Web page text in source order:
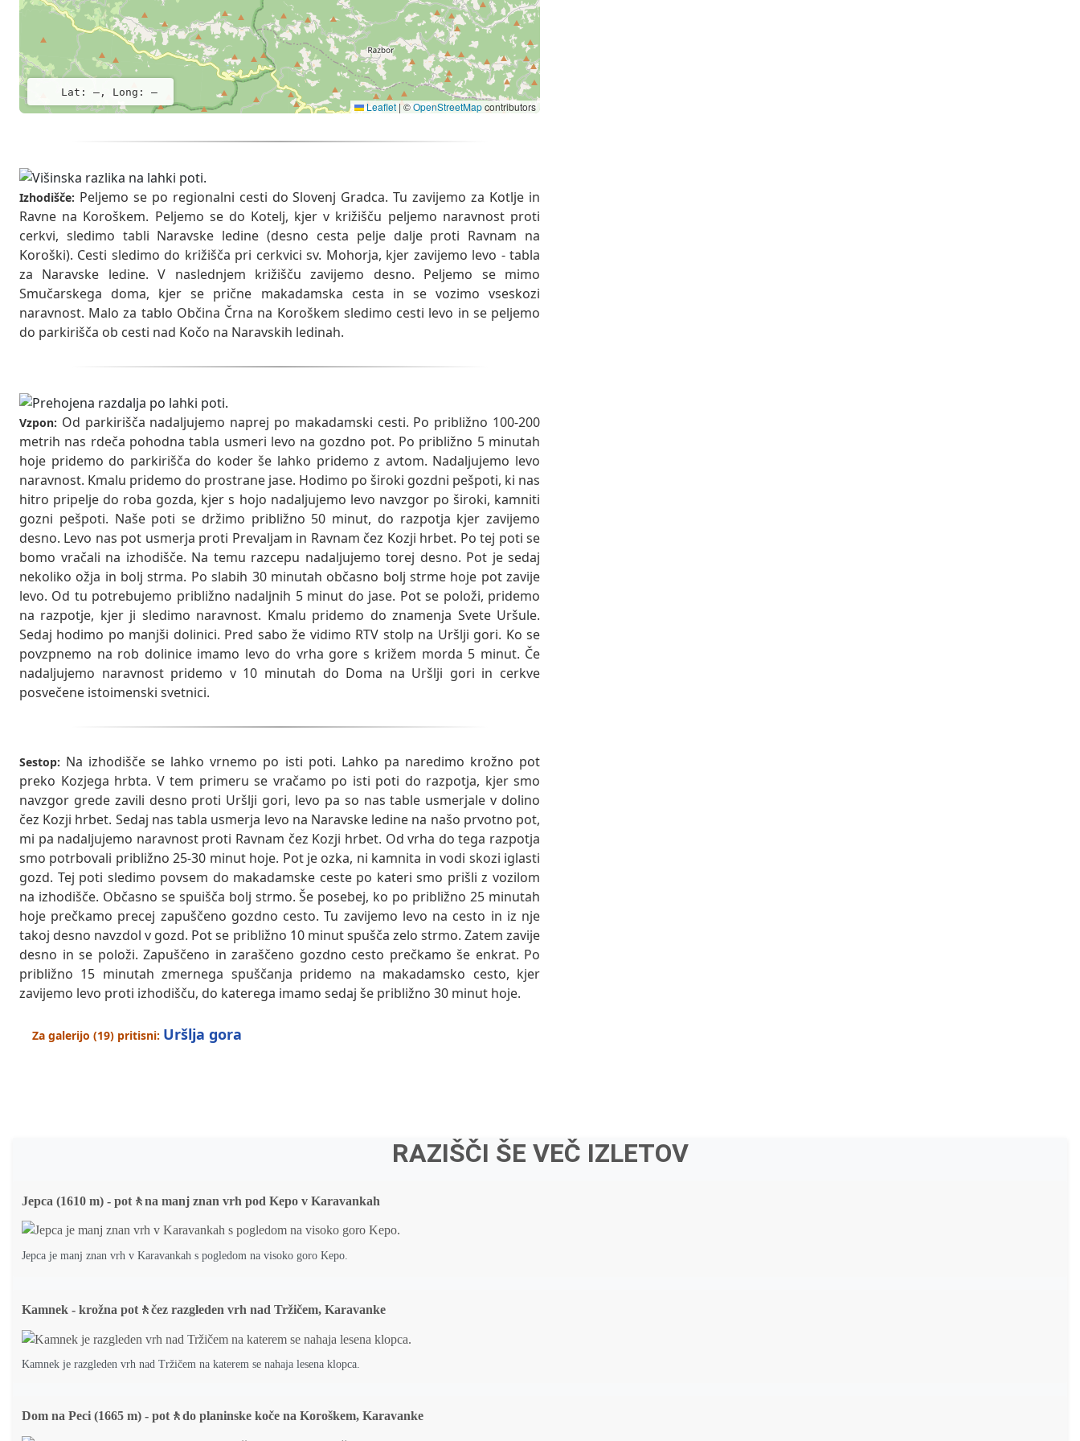
Lat: –, Long: –
Leaflet | ©OpenStreetMapcontributors
Izhodišče: Peljemo se po regionalni cesti do Slovenj Gradca. Tu zavijemo za Kotlje in
Ravne na Koroškem. Peljemo se do Kotelj, kjer v križišču peljemo naravnost proti
cerkvi, sledimo tabli Naravske ledine (desno cesta pelje dalje proti Ravnam na
Koroški). Cesti sledimo do križišča pri cerkvici sv. Mohorja, kjer zavijemo levo - tabla
za Naravske ledine. V naslednjem križišču zavijemo desno. Peljemo se mimo
Smučarskega doma, kjer se prične makadamska cesta in se vozimo vseskozi
naravnost. Malo za tablo Občina Črna na Koroškem sledimo cesti levo in se peljemo
do parkirišča ob cesti nad Kočo na Naravskih ledinah.
Vzpon: Od parkirišča nadaljujemo naprej po makadamski cesti. Po približno 100-200
metrih nas rdeča pohodna tabla usmeri levo na gozdno pot. Po približno 5 minutah
hoje pridemo do parkirišča do koder še lahko pridemo z avtom. Nadaljujemo levo
naravnost. Kmalu pridemo do prostrane jase. Hodimo po široki gozdni pešpoti, ki nas
hitro pripelje do roba gozda, kjer s hojo nadaljujemo levo navzgor po široki, kamniti
gozni pešpoti. Naše poti se držimo približno 50 minut, do razpotja kjer zavijemo
desno. Levo nas pot usmerja proti Prevaljam in Ravnam čez Kozji hrbet. Po tej poti se
bomo vračali na izhodišče. Na temu razcepu nadaljujemo torej desno. Pot je sedaj
nekoliko ožja in bolj strma. Po slabih 30 minutah občasno bolj strme hoje pot zavije
levo. Od tu potrebujemo približno nadaljnih 5 minut do jase. Pot se položi, pridemo
na razpotje, kjer ji sledimo naravnost. Kmalu pridemo do znamenja Svete Uršule.
Sedaj hodimo po manjši dolinici. Pred sabo že vidimo RTV stolp na Uršlji gori. Ko se
povzpnemo na rob dolinice imamo levo do vrha gore s križem morda 5 minut. Če
nadaljujemo naravnost pridemo v 10 minutah do Doma na Uršlji gori in cerkve
posvečene istoimenski svetnici.
Sestop: Na izhodišče se lahko vrnemo po isti poti. Lahko pa naredimo krožno pot
preko Kozjega hrbta. V tem primeru se vračamo po isti poti do razpotja, kjer smo
navzgor grede zavili desno proti Uršlji gori, levo pa so nas table usmerjale v dolino
čez Kozji hrbet. Sedaj nas tabla usmerja levo na Naravske ledine na našo prvotno pot,
mi pa nadaljujemo naravnost proti Ravnam čez Kozji hrbet. Od vrha do tega razpotja
smo potrbovali približno 25-30 minut hoje. Pot je ozka, ni kamnita in vodi skozi iglasti
gozd. Tej poti sledimo povsem do makadamske ceste po kateri smo prišli z vozilom
na izhodišče. Občasno se spuišča bolj strmo. Še posebej, ko po približno 25 minutah
hoje prečkamo precej zapuščeno gozdno cesto. Tu zavijemo levo na cesto in iz nje
takoj desno navzdol v gozd. Pot se približno 10 minut spušča zelo strmo. Zatem zavije
desno in se položi. Zapuščeno in zaraščeno gozdno cesto prečkamo še enkrat. Po
približno 15 minutah zmernega spuščanja pridemo na makadamsko cesto, kjer
zavijemo levo proti izhodišču, do katerega imamo sedaj še približno 30 minut hoje.
Za galerijo (19) pritisni: Uršlja gora
RAZIŠČI ŠE VEČ IZLETOV
Jepca (1610 m) - pot🚶na manj znan vrh pod Kepo v Karavankah
Jepca je manj znan vrh v Karavankah s pogledom na visoko goro Kepo.
Kamnek - krožna pot🚶čez razgleden vrh nad Tržičem, Karavanke
Kamnek je razgleden vrh nad Tržičem na katerem se nahaja lesena klopca.
Dom na Peci (1665 m) - pot🚶do planinske koče na Koroškem, Karavanke